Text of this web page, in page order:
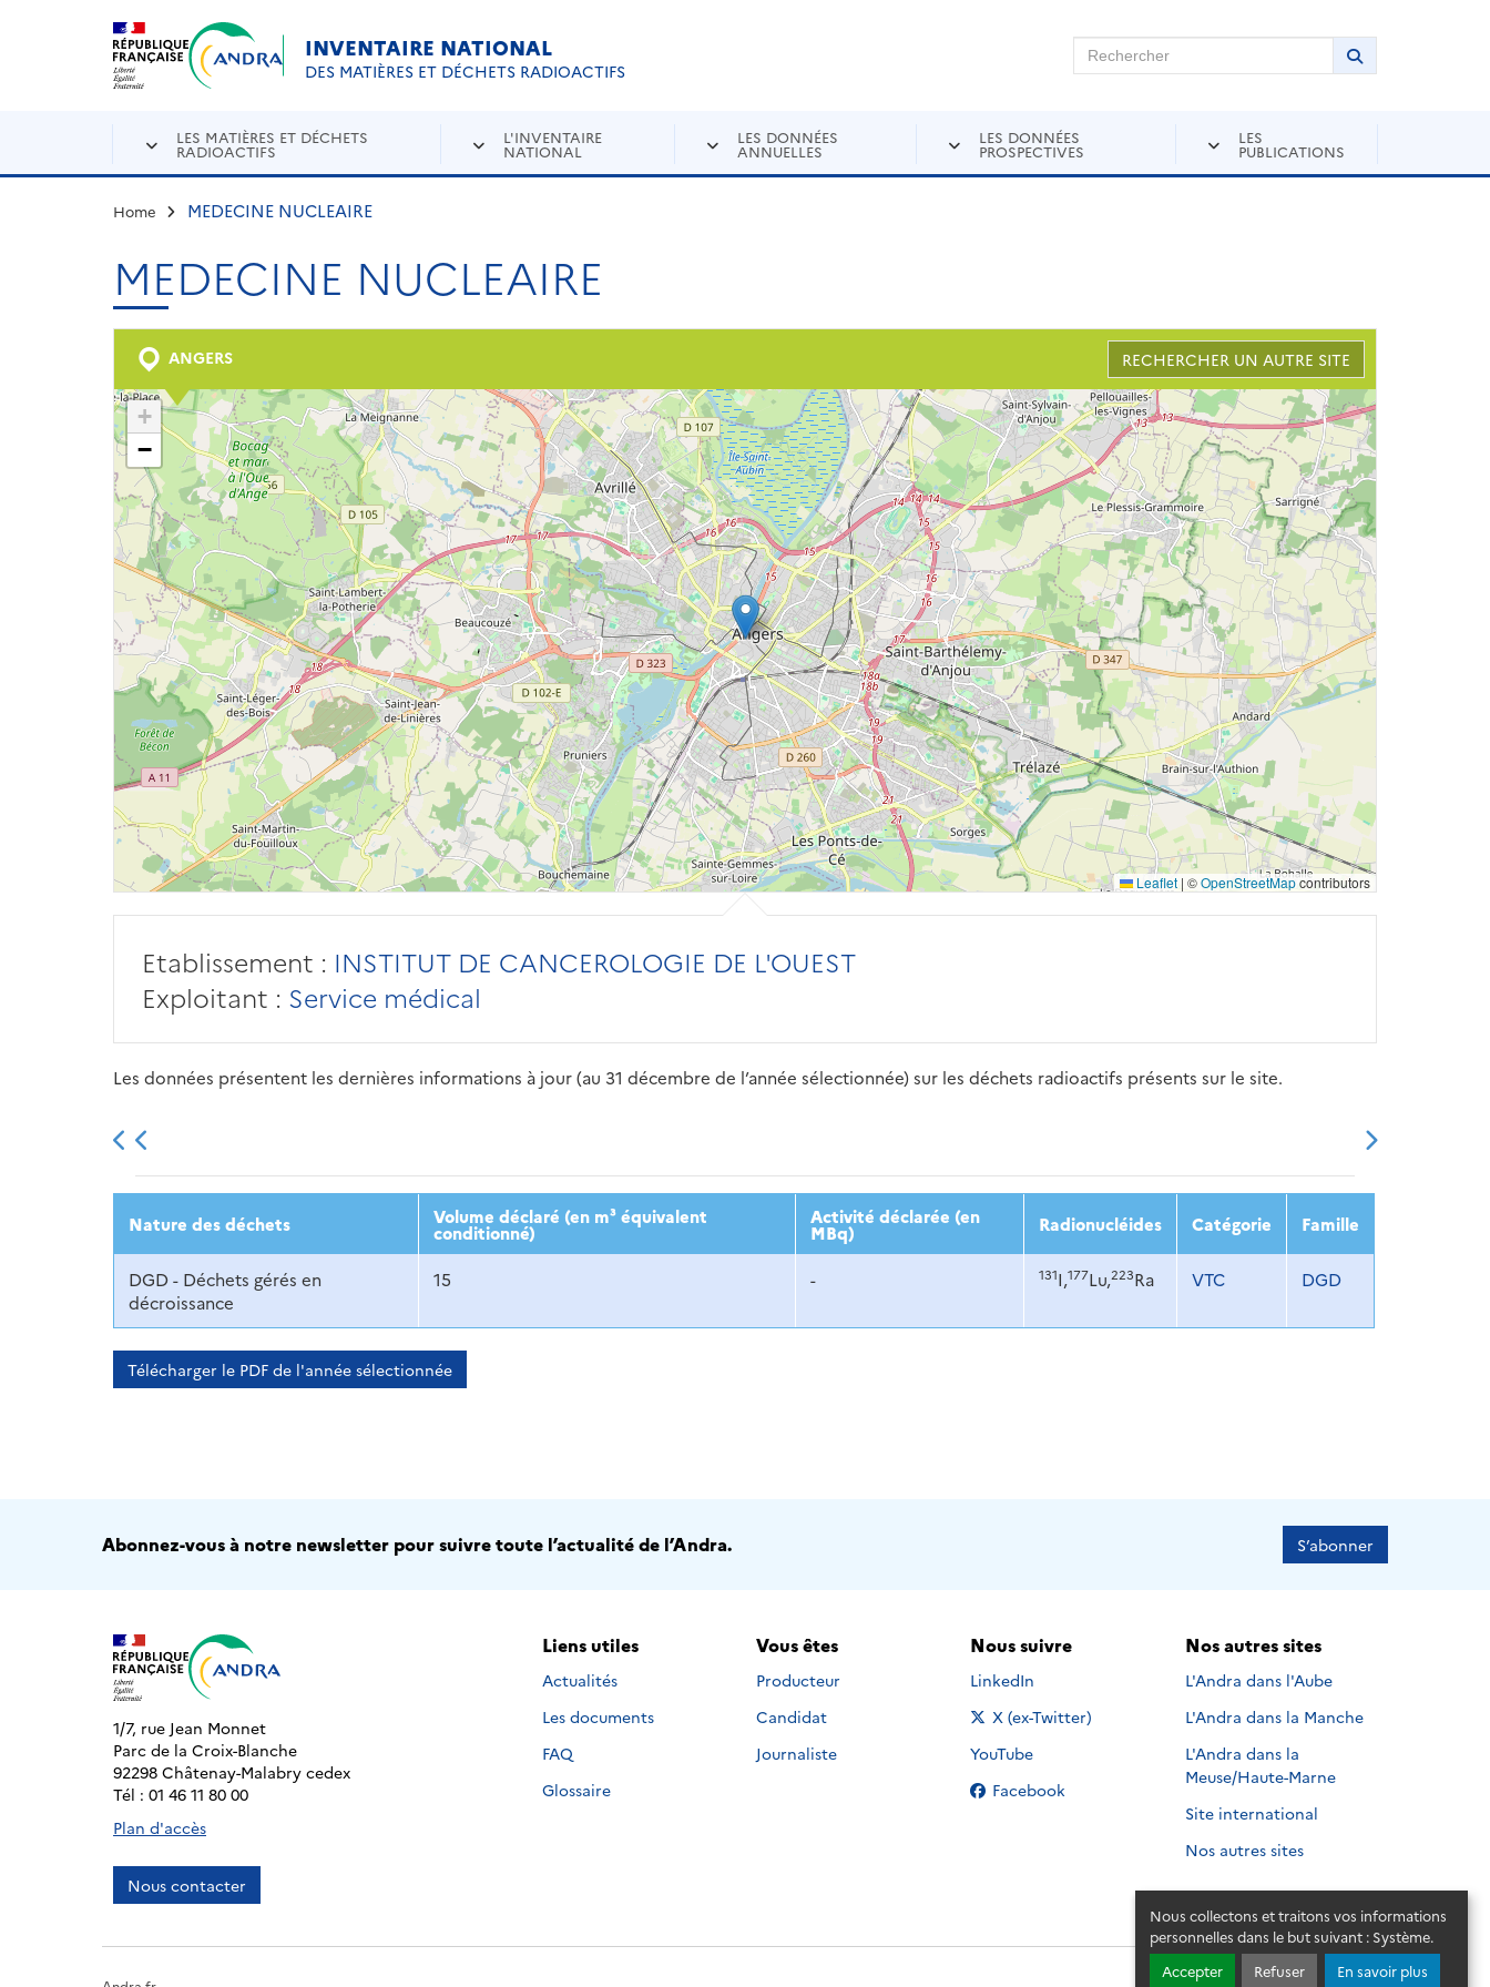
Nous collectons et traitons vos informations
personnelles dans le but suivant : Système.
Accepter
Refuser En savoir plus
Aller au contenu principal
INVENTAIRE NATIONAL
DES MATIÈRES ET DÉCHETS RADIOACTIFS
Rechercher sur Andra Inventaire Rechercher
Lancer la
LES MATIÈRES ET DÉCHETS
RADIOACTIFS
L'INVENTAIRE
NATIONAL
LES DONNÉES
ANNUELLES
LES DONNÉES
PROSPECTIVES
LES
PUBLICATIONS
Home MEDECINE NUCLEAIRE
MEDECINE NUCLEAIRE
ANGERS RECHERCHER UN AUTRE SITE
+
−
Leaflet | ©OpenStreetMapcontributors
Etablissement : INSTITUT DE CANCEROLOGIE DE L'OUEST
Exploitant : Service médical
Les données présentent les dernières informations à jour (au 31 décembre de l’année sélectionnée) sur les déchets radioactifs présents sur le site.
2013 2014 2015 2016 2017 2018 2019 2020 2021 2022 2023
Nature des déchets Volume déclaré (en m³ équivalent
conditionné)
Activité déclarée (en
MBq) Radionucléides Catégorie Famille
DGD - Déchets gérés en
décroissance
15 - 131I,177Lu,223Ra VTC DGD
Télécharger le PDF de l'année sélectionnée
Abonnez-vous à notre newsletter pour suivre toute l’actualité de l’Andra. S’abonner
1/7, rue Jean Monnet
Parc de la Croix-Blanche
92298 Châtenay-Malabry cedex
Tél : 01 46 11 80 00
Plan d'accès
Nous contacter
Liens utiles
Actualités
Les documents
FAQ
Glossaire
Vous êtes
Producteur
Candidat
Journaliste
Nous suivre
Nous suivre sur
LinkedIn
Nous suivre sur
X (ex-Twitter)
Nous suivre sur
YouTube
Nous suivre sur
Facebook
Nos autres sites
L'Andra dans l'Aube
L'Andra dans la Manche
L'Andra dans la
Meuse/Haute-Marne
Site international
Nos autres sites